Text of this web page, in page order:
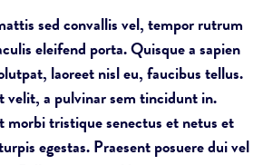
sed convallis vel, tempor rutrum
eleifend porta. Quisque a sapien
laoreet nisl eu, faucibus tellus.
velit, a pulvinar sem tincidunt in.
morbi tristique senectus et netus et
egestas. Praesent posuere dui vel